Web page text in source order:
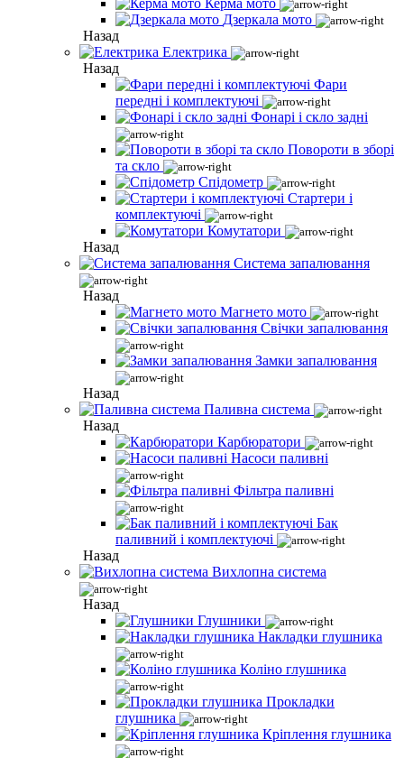
Керма мото
Дзеркала мото
Назад
Електрика
Назад
Фари
передні і комплектуючі
Фонарі і скло задні
Повороти в зборі
та скло
Спідометр
Стартери і
комплектуючі
Комутатори
Назад
Система запалювання
Назад
Магнето мото
Свічки запалювання
Замки запалювання
Назад
Паливна система
Назад
Карбюратори
Насоси паливні
Фільтра паливні
Бак
паливний і комплектуючі
Назад
Вихлопна система
Назад
Глушники
Накладки глушника
Коліно глушника
Прокладки
глушника
Кріплення глушника